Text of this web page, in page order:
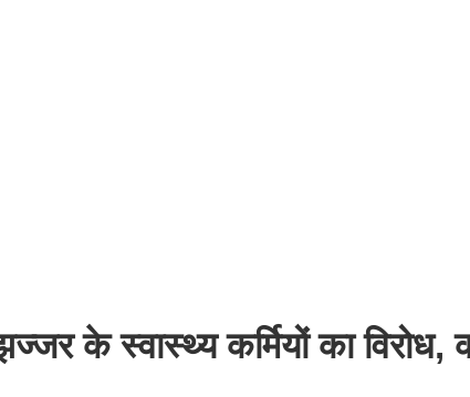
के स्वास्थ्य कर्मियों का विरोध,